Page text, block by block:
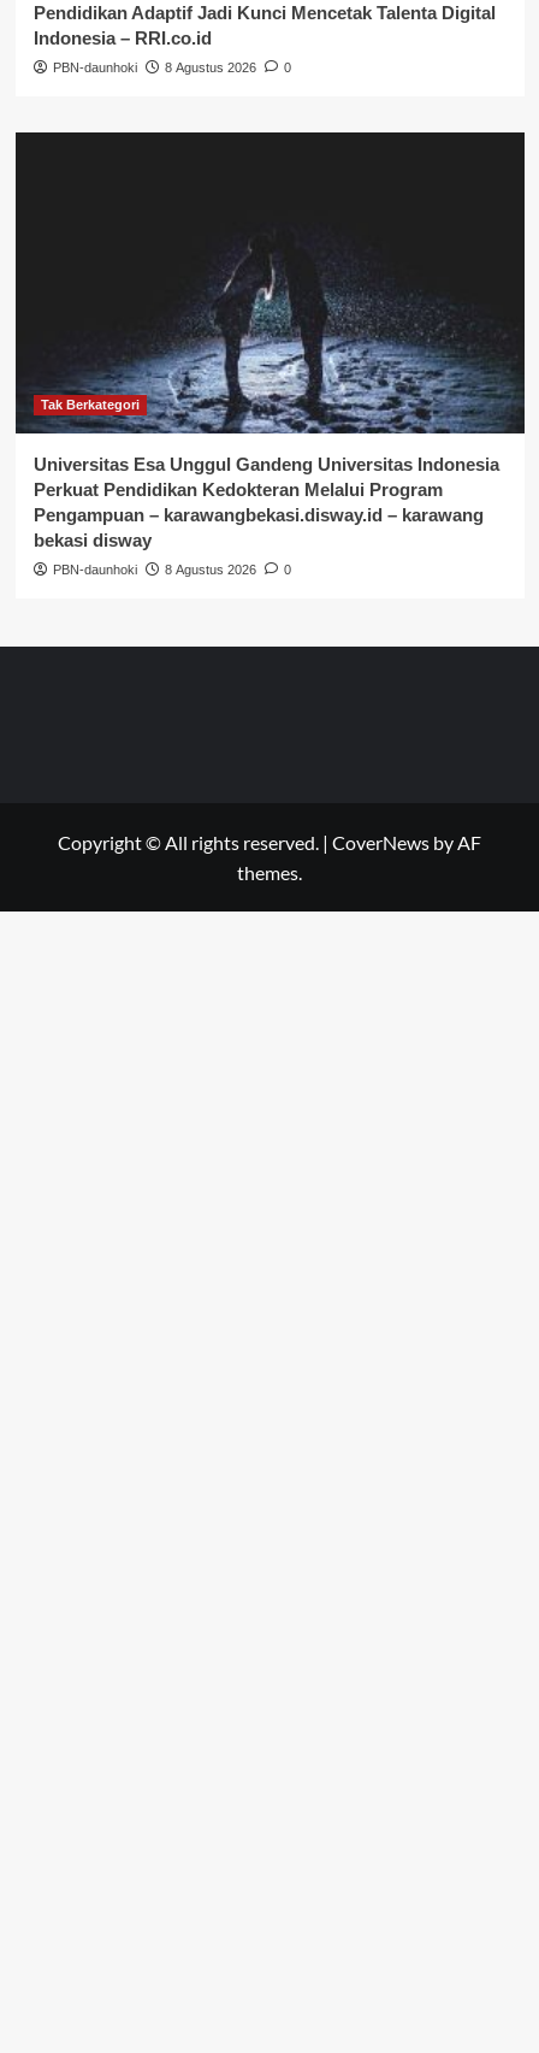
Pendidikan Adaptif Jadi Kunci Mencetak Talenta Digital
Indonesia – RRI.co.id
PBN-daunhoki 8 Agustus 2026 0
Tak Berkategori
Universitas Esa Unggul Gandeng Universitas Indonesia
Perkuat Pendidikan Kedokteran Melalui Program
Pengampuan – karawangbekasi.disway.id – karawang
bekasi disway
PBN-daunhoki 8 Agustus 2026 0
Copyright © All rights reserved. | CoverNews by AF
themes.